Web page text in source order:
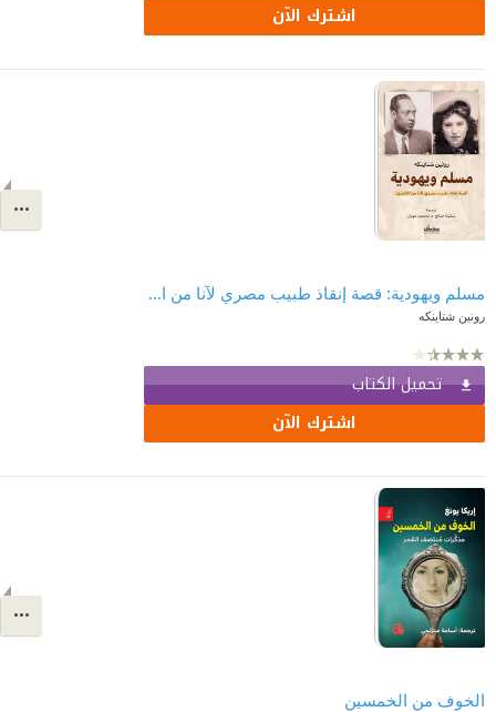
اشترك الآن
مسلم ويهودية: قصة إنقاذ طبيب مصري لآنا من النازيين
رونين شتاينكه
تحميل الكتاب
اشترك الآن
الخوف من الخمسين